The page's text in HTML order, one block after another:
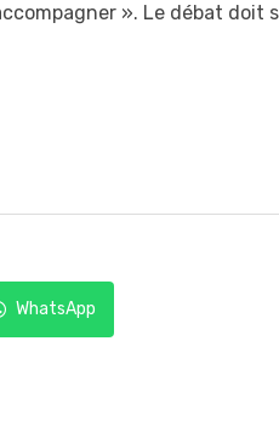
». Le débat doit
WhatsApp